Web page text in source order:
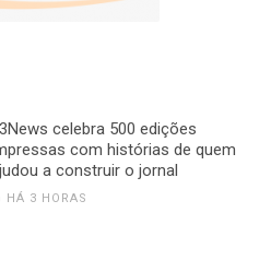
celebra 500 edições
com histórias de quem
a construir o jornal
HÁ 3 HORAS